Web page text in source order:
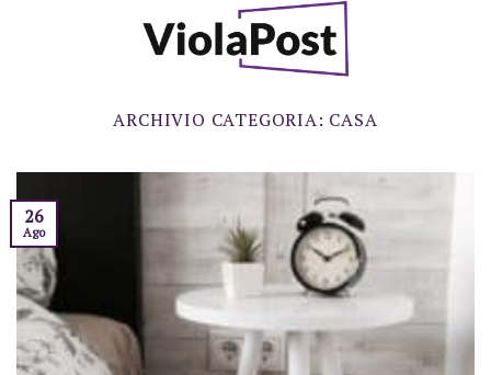
ARCHIVIO CATEGORIA: CASA
26
Ago